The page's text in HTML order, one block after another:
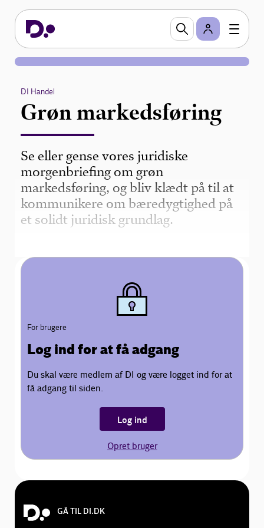
DI Handel
Grøn markedsføring
Se eller gense vores juridiske
morgenbriefing om grøn
markedsføring, og bliv klædt på til at
kommunikere om bæredygtighed på
et solidt juridisk grundlag.
For brugere
Log ind for at få adgang
Du skal være medlem af DI og være logget ind for at
få adgang til siden.
Log ind
Opret bruger
GÅ TIL DI.DK